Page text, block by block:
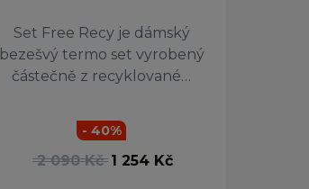
Set Free Recy je dámský
bezešvý termo set vyrobený
částečně z recyklované…
- 40%
2 090 Kč 1 254 Kč